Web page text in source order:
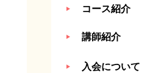
コース紹介
講師紹介
入会について